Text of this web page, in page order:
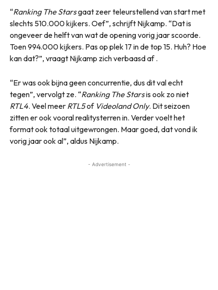
“Ranking The Starsgaat zeer teleurstellend van start met
slechts 510.000 kijkers. Oef”, schrijft Nijkamp. “Dat is
ongeveer de helft van wat de opening vorig jaar scoorde.
Toen 994.000 kijkers. Pas op plek 17 in de top 15. Huh? Hoe
kan dat?”, vraagt Nijkamp zich verbaasd af .
“Er was ook bijna geen concurrentie, dus dit val echt
tegen”, vervolgt ze. “Ranking The Starsis ook zo niet
RTL4. Veel meer RTL5of Videoland Only. Dit seizoen
zitten er ook vooral realitysterren in. Verder voelt het
format ook totaal uitgewrongen. Maar goed, dat vond ik
vorig jaar ook al”, aldus Nijkamp.
- Advertisement -